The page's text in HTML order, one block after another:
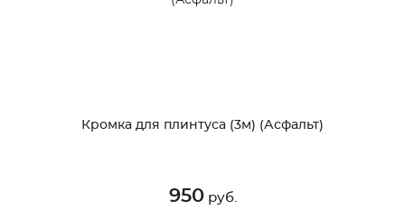
Кромка для плинтуса (3м) (Асфальт)
950руб.